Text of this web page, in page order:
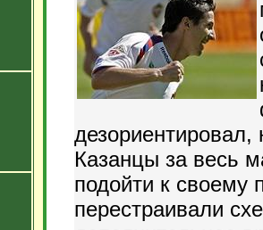
Казанцы за весь
подойти к своему
перестраивали